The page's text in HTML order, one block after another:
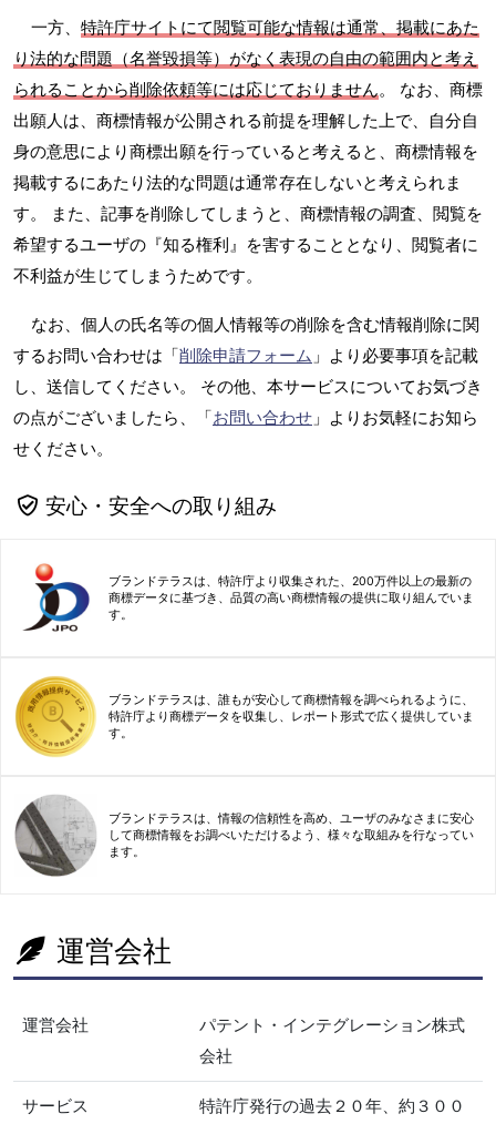
一方、 特許庁サイトにて閲覧可能な情報は通常、掲載にあた
り法的な問題（名誉毀損等）がなく表現の自由の範囲内と考え
られることから削除依頼等には応じておりません。 なお、商標
出願人は、商標情報が公開される前提を理解した上で、自分自
身の意思により商標出願を行っていると考えると、商標情報を
掲載するにあたり法的な問題は通常存在しないと考えられま
す。 また、記事を削除してしまうと、商標情報の調査、閲覧を
希望するユーザの『知る権利』を害することとなり、閲覧者に
不利益が生じてしまうためです。
なお、個人の氏名等の個人情報等の削除を含む情報削除に関
するお問い合わせは「削除申請フォーム 」より必要事項を記載
し、送信してください。 その他、本サービスについてお気づき
の点がございましたら、「お問い合わせ 」よりお気軽にお知ら
せください。
安心・安全への取り組み
ブランドテラスは、特許庁より収集された、200万件以上の最新の
商標データに基づき、品質の高い商標情報の提供に取り組んでいま
す。
ブランドテラスは、誰もが安心して商標情報を調べられるように、
特許庁より商標データを収集し、レポート形式で広く提供していま
す。
ブランドテラスは、情報の信頼性を高め、ユーザのみなさまに安心
して商標情報をお調べいただけるよう、様々な取組みを行なってい
ます。
運営会社
運営会社
パテント・インテグレーション株式
会社
サービス
特許庁発行の過去２０年、約３００